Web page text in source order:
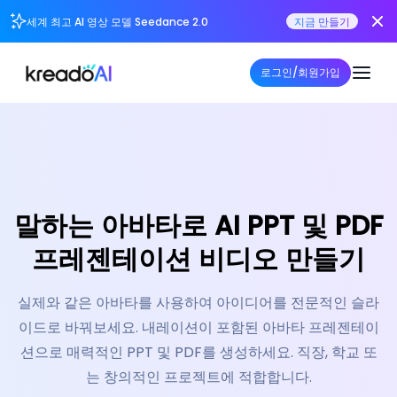
세계 최고 AI 영상 모델 Seedance 2.0 지금 만들기
로그인/회원가입
말하는 아바타로 AI PPT 및 PDF
프레젠테이션 비디오 만들기
실제와 같은 아바타를 사용하여 아이디어를 전문적인 슬라
이드로 바꿔보세요. 내레이션이 포함된 아바타 프레젠테이
션으로 매력적인 PPT 및 PDF를 생성하세요. 직장, 학교 또
는 창의적인 프로젝트에 적합합니다.